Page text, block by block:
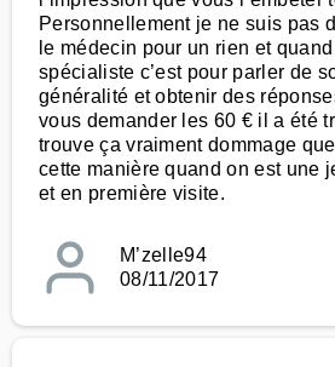
Personnellement je ne suis pas
le médecin pour un rien et
spécialiste c’est pour parler de
généralité et obtenir des
vous demander les 60 € il a été
trouve ça vraiment dommage
cette manière quand on est une
et en première visite.
M’zelle94
08/11/2017